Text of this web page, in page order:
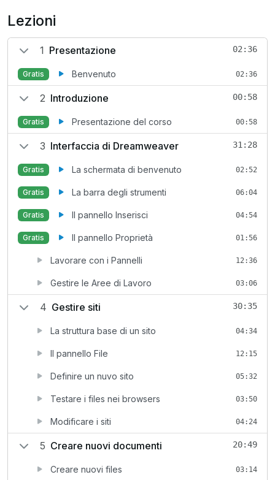
Lezioni
1 Presentazione 02:36
Gratis Benvenuto 02:36
2 Introduzione 00:58
Gratis Presentazione del corso 00:58
3 Interfaccia di Dreamweaver 31:28
Gratis La schermata di benvenuto 02:52
Gratis La barra degli strumenti 06:04
Gratis Il pannello Inserisci 04:54
Gratis Il pannello Proprietà 01:56
Lavorare con i Pannelli 12:36
Gestire le Aree di Lavoro 03:06
4 Gestire siti 30:35
La struttura base di un sito 04:34
Il pannello File 12:15
Definire un nuvo sito 05:32
Testare i files nei browsers 03:50
Modificare i siti 04:24
5 Creare nuovi documenti 20:49
Creare nuovi files 03:14